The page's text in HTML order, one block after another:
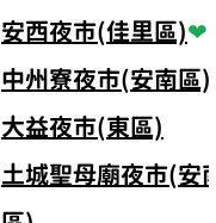
安西夜市(佳里區)❤
中州寮夜市(安南區)
大益夜市(東區)
土城聖母廟夜市(安南